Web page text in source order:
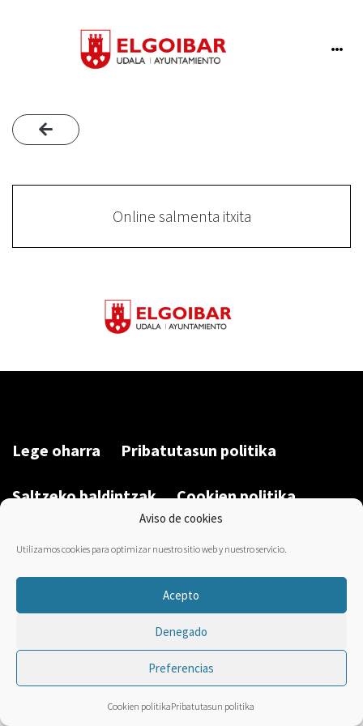
Aviso de cookies
Utilizamos cookies para optimizar nuestro sitio web y nuestro servicio.
Acepto
Denegado
Preferencias
Cookien politikaPribatutasun politika
Online salmenta itxita
Lege oharra Pribatutasun politika
Saltzeko baldintzak Cookien politika
Garatu du/Desarrollado por:Bravo Manager2026